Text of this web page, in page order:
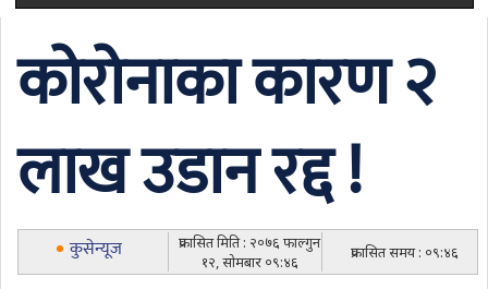
कोरोनाका कारण २
लाख उडान रद्द !
कुसेन्यूज
प्रकासित मिति : २०७६ फाल्गुन
१२, सोमबार ०९:४६
प्रकासित समय : ०९:४६